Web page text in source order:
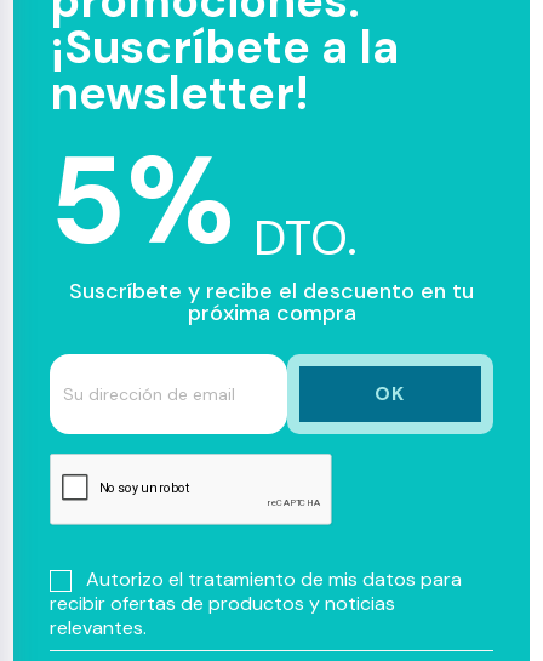
¡Suscríbete a la
newsletter!
5% DTO.
Suscríbete y recibe el descuento en tu
próxima compra
Autorizo el tratamiento de mis datos para
recibir ofertas de productos y noticias
relevantes.